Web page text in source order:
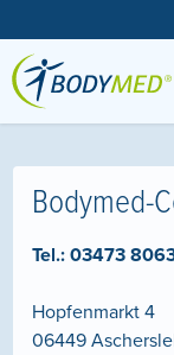
Bodymed-
Tel.:03473
Hopfenmarkt 4
06449